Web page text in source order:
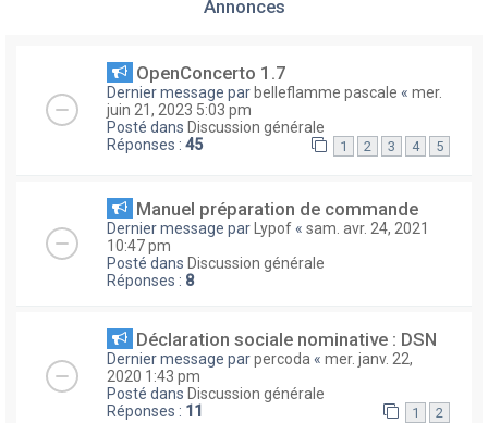
Annonces
OpenConcerto 1.7
Dernier message par belleflamme pascale « mer.
juin 21, 2023 5:03 pm
Posté dans Discussion générale
Réponses : 45 1 2 3 4 5
Manuel préparation de commande
Dernier message par Lypof « sam. avr. 24, 2021
10:47 pm
Posté dans Discussion générale
Réponses : 8
Déclaration sociale nominative : DSN
Dernier message parpercoda « mer. janv. 22,
2020 1:43 pm
Posté dans Discussion générale
Réponses : 11 1 2